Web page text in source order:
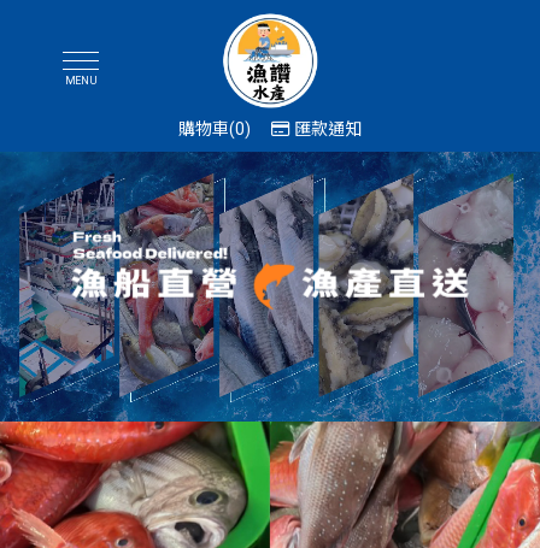
購物車 0 匯款通知
海鮮批發
海鮮團購
海鮮團購批發
雲林海鮮批發